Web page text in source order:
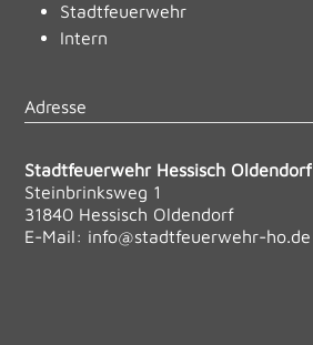
Stadtfeuerwehr
Intern
Adresse
Stadtfeuerwehr Hessisch Oldendorf
Steinbrinksweg 1
31840 Hessisch Oldendorf
E-Mail: info@stadtfeuerwehr-ho.de